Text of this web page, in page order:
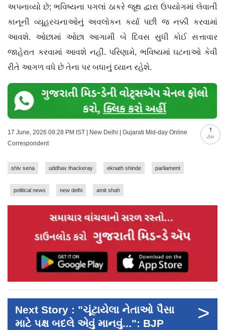
ટોચ
અપનાવ્યો છે; ભવિષ્યના પગલાં ઠાકરે જૂથ દ્વારા ઉપયોગમાં લેવાતી
કાનૂની વ્યૂહરચનાઓનું અવલોકન કર્યા પછી જ નક્કી કરવામાં
આવશે. ઓછામાં ઓછા આગામી બે દિવસ સુધી કોઈ સત્તાવાર
જાહેરાત કરવામાં આવશે નહીં. પરિણામે, ભવિષ્યમાં ઘટનાઓ કેવી
રીતે આગળ વધે છે તેના પર બધાનું ધ્યાન રહેશે.
17 June, 2026 09:28 PM IST | New Delhi | Gujarati Mid-day Online
Correspondent
shiv sena uddhav thackeray eknath shinde parliament
political news new delhi amit shah
Next Story : "ચૂંટાયેલા નેતાઓ પૈસા
માટે પક્ષ બદલે એવું માનવું...": BJP
>